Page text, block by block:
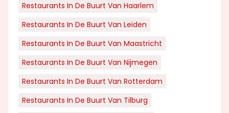
Restaurants In De Buurt Van Haarlem
Restaurants In De Buurt Van Leiden
Restaurants In De Buurt Van Maastricht
Restaurants In De Buurt Van Nijmegen
Restaurants In De Buurt Van Rotterdam
Restaurants In De Buurt Van Tilburg